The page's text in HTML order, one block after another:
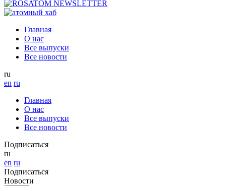
Главная
О нас
Все выпуски
Все новости
ru
en ru
Главная
О нас
Все выпуски
Все новости
Подписаться
ru
en ru
Подписаться
Новости